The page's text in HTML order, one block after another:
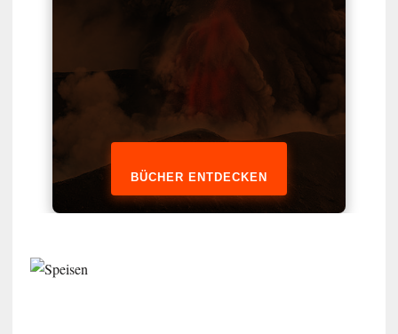
BÜCHER ENTDECKEN